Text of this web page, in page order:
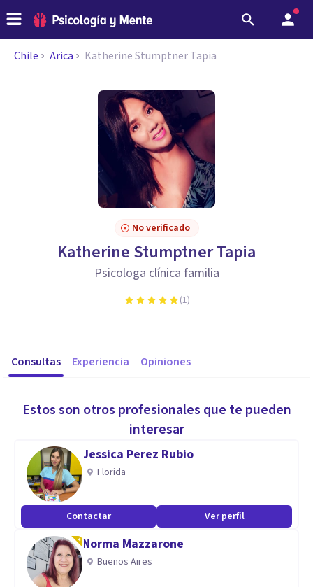
Chile Arica Katherine Stumptner Tapia
No verificado
Katherine Stumptner Tapia
Psicologa clínica familia
(1)
Consultas Experiencia Opiniones
Estos son otros profesionales que te pueden
interesar
Jessica Perez Rubio
Florida
Contactar Ver perfil
Norma Mazzarone
Buenos Aires